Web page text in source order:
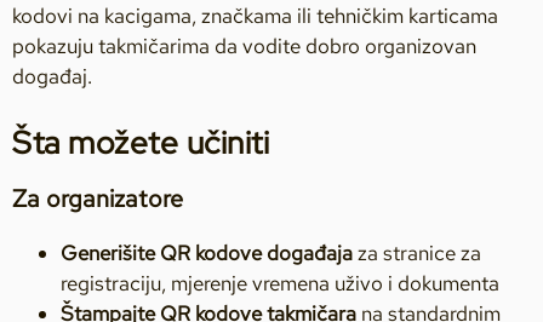
kodovi na kacigama, značkama ili tehničkim karticama
pokazuju takmičarima da vodite dobro organizovan
događaj.
Šta možete učiniti
Za organizatore
Generišite QR kodove događajaza stranice za
registraciju, mjerenje vremena uživo i dokumenta
Štampajte QR kodove takmičara na standardnim